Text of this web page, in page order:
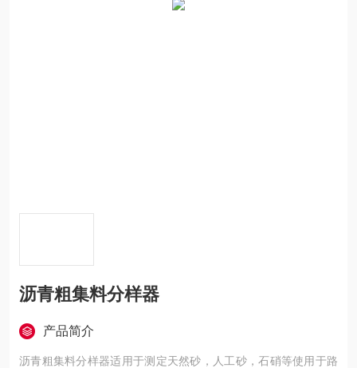
沥青粗集料分样器
产品简介
沥青粗集料分样器适用于测定天然砂，人工砂，石硝等使用于路